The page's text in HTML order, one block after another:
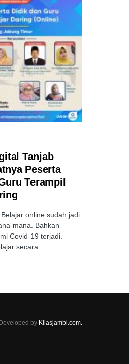
Tanjab
Peserta
Terampil
online sudah jadi
mana. Bahkan
Covid-19 terjadi.
secara…
by Kilasjambi.com.